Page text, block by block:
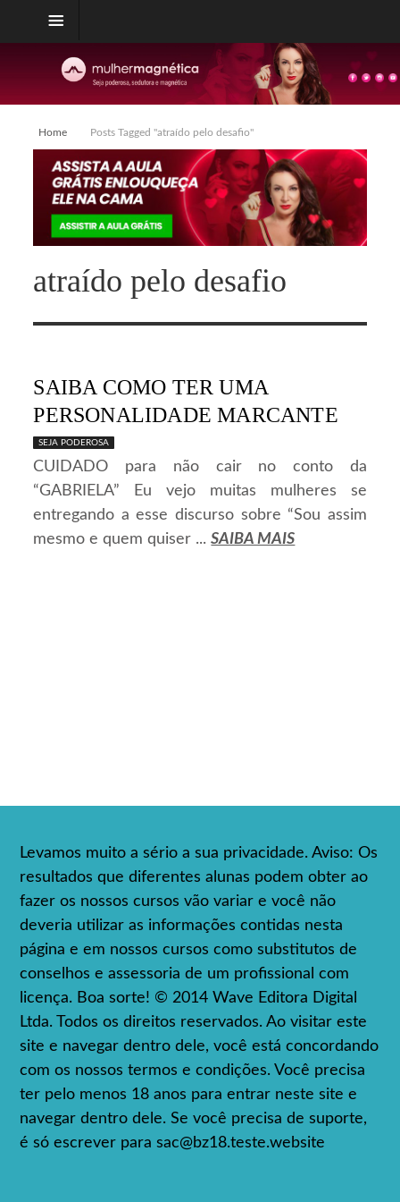
Home Posts Tagged "atraído pelo desafio"
atraído pelo desafio
SAIBA COMO TER UMA
PERSONALIDADE MARCANTE
SEJA PODEROSA
CUIDADO para não cair no conto da
“GABRIELA” Eu vejo muitas mulheres se
entregando a esse discurso sobre “Sou assim
mesmo e quem quiser ...SAIBA MAIS
Levamos muito a sério a sua privacidade. Aviso: Os
resultados que diferentes alunas podem obter ao
fazer os nossos cursos vão variar e você não
deveria utilizar as informações contidas nesta
página e em nossos cursos como substitutos de
conselhos e assessoria de um profissional com
licença. Boa sorte! © 2014 Wave Editora Digital
Ltda. Todos os direitos reservados. Ao visitar este
site e navegar dentro dele, você está concordando
com os nossos termos e condições. Você precisa
ter pelo menos 18 anos para entrar neste site e
navegar dentro dele. Se você precisa de suporte,
é só escrever parasac@bz18.teste.website